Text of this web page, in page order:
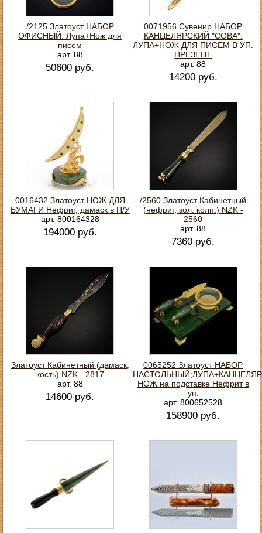
/2125 Златоуст НАБОР
ОФИСНЫЙ: Лупа+Нож для
писем
арт. 88
50600 руб.
0071956 Сувенир НАБОР
КАНЦЕЛЯРСКИЙ "СОВА":
ЛУПА+НОЖ ДЛЯ ПИСЕМ В УП.
ПРЕЗЕНТ
арт. 88
14200 руб.
0016432 Златоуст НОЖ ДЛЯ
БУМАГИ Нефрит, дамаск в П/У
арт. 800164328
194000 руб.
/2560 Златоуст Кабинетный
(нефрит, зол. колп.) NZK -
2560
арт. 88
7360 руб.
Златоуст Кабинетный (дамаск,
кость) NZK - 2817
арт. 88
14600 руб.
0065252 Златоуст НАБОР
НОЖ на подставке Нефрит в
уп.
арт. 800652528
158900 руб.